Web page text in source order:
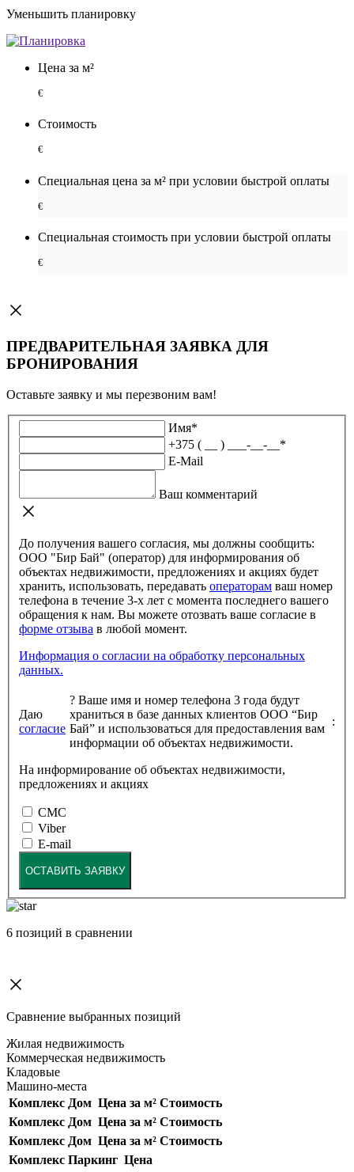
Уменьшить планировку
Цена за м²
€
Стоимость
€
Специальная цена за м² при условии быстрой оплаты
€
Специальная cтоимость при условии быстрой оплаты
€
ПРЕДВАРИТЕЛЬНАЯ ЗАЯВКА ДЛЯ
БРОНИРОВАНИЯ
Оставьте заявку и мы перезвоним вам!
Имя*
+375 ( __ ) ___-__-__ *
E-Mail
Ваш комментарий
До получения вашего согласия, мы должны сообщить:
ООО "Бир Бай" (оператор) для информирования об
объектах недвижимости, предложениях и акциях будет
хранить, использовать, передавать операторам
телефона в течение 3-х лет с момента последнего вашего
обращения к нам. Вы можете отозвать ваше согласие в
форме отзыва
в любой момент.
Информация о согласии на обработку персональных
данных.
Даю
согласие
? Ваше имя и номер телефона 3 года будут
храниться в базе данных клиентов ООО “Бир
Бай” и использоваться для предоставления вам
информации об объектах недвижимости.
:
На информирование об объектах недвижимости,
предложениях и акциях
СМС
Viber
E-mail
ОСТАВИТЬ ЗАЯВКУ
6 позиций в сравнении
Сравнение выбранных позиций
Жилая недвижимость
Коммерческая недвижимость
Кладовые
Машино-места
Комплекс Дом Цена за м² Стоимость
Комплекс Дом Цена за м² Стоимость
Комплекс Дом Цена за м² Стоимость
Комплекс Паркинг Цена